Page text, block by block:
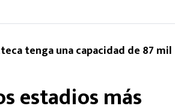
tenga una capacidad de 87 mil
estadios más